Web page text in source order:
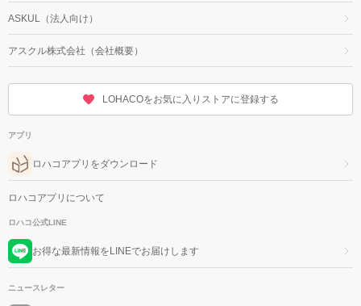
ASKUL（法人向け）
アスクル株式会社（会社概要）
LOHACOをお気に入りストアに登録する
アプリ
ロハコアプリをダウンロード
ロハコアプリについて
ロハコ公式LINE
お得な最新情報をLINEでお届けします
ニュースレター